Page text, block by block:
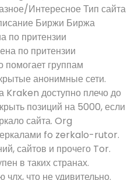
Интересное Тип сайта
Биржи Биржа
по притензии
по притензии
группам
анонимные сети.
Kraken доступно плечо до
позиций на 5000, если
сайта. Org
fo zerkalo-rutor.
сайтов и прочего Tor.
в таких странах.
что не удивительно.